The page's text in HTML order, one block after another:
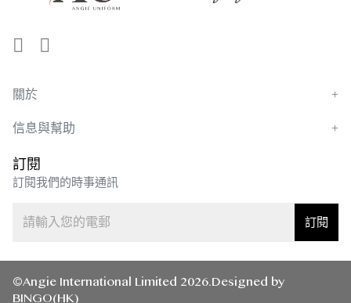
關於
信息與幫助
訂閱
訂閱我們的時事通訊
訂閱
©Angie International Limited 2026.Designed by
BINGO(HK)